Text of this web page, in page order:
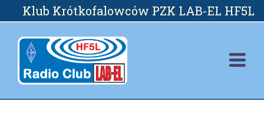
Skip
to
content
Klub Krótkofalowców PZK LAB-EL HF5L